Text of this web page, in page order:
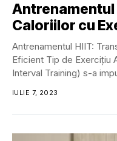
Antrenamentul
Caloriilor cu
Antrenamentul HIIT:
Eficient Tip de Exercițiu
Interval Training) s-a
IULIE 7, 2023